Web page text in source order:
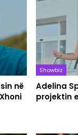
në
Showbiz
Adelina
projektin